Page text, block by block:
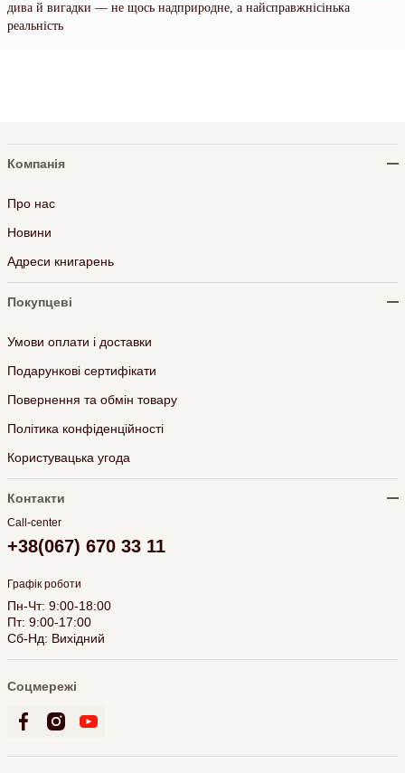
дива й вигадки — не щось надприродне, а найсправжнісінька
реальність
Компанія
Про нас
Новини
Адреси книгарень
Покупцеві
Умови оплати і доставки
Подарункові сертифікати
Повернення та обмін товару
Політика конфіденційності
Користувацька угода
Контакти
Call-center
+38(067) 670 33 11
Графік роботи
Пн-Чт: 9:00-18:00
Пт: 9:00-17:00
Сб-Нд: Вихідний
Соцмережі